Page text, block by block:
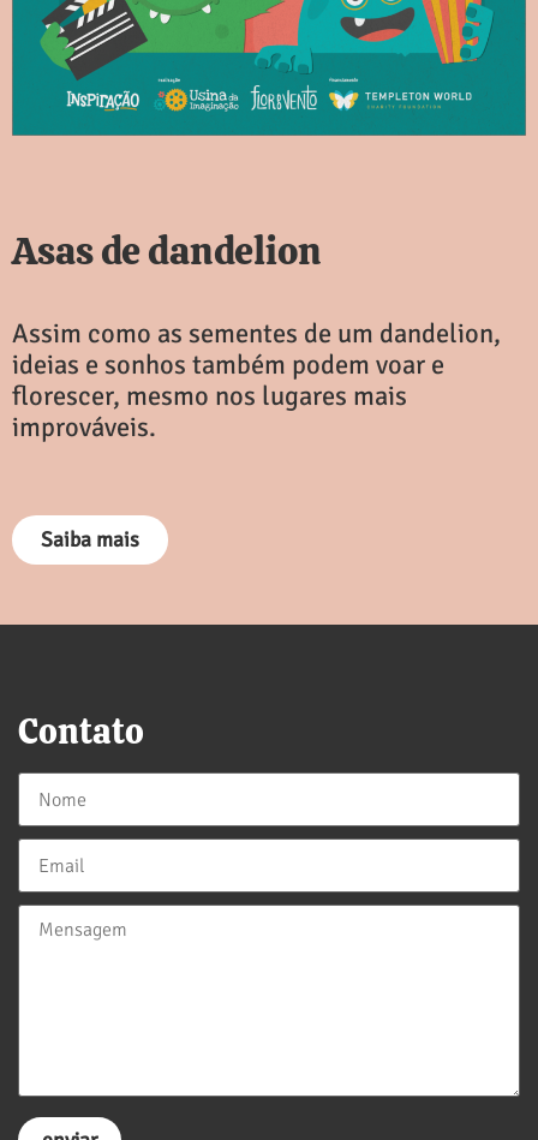
Asas de dandelion
Assim como as sementes de um dandelion,
ideias e sonhos também podem voar e
florescer, mesmo nos lugares mais
improváveis.
Saiba mais
Contato